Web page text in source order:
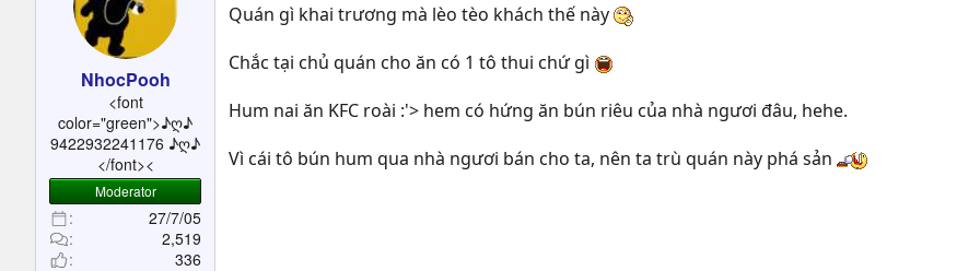
NhocPooh
<font
color="green">♪ღ♪
9422932241176 ♪ღ♪
</font><
Moderator
27/7/05
2,519
336
Quán gì khai trương mà lèo tèo khách thế này
Chắc tại chủ quán cho ăn có 1 tô thui chứ gì
Hum nai ăn KFC roài :'> hem có hứng ăn bún riêu của nhà ngươi đâu, hehe.
Vì cái tô bún hum qua nhà ngươi bán cho ta, nên ta trù quán này phá sản